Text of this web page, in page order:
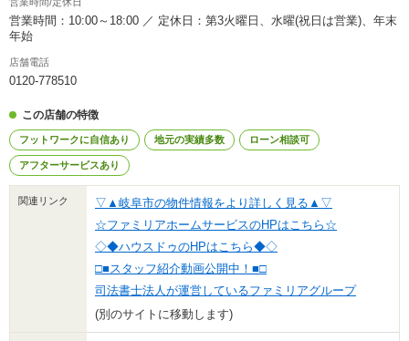
営業時間：10:00～18:00 ／ 定休日：第3火曜日、水曜(祝日は営業)、年末
年始
店舗電話
0120-778510
この店舗の特徴
フットワークに自信あり 地元の実績多数 ローン相談可
アフターサービスあり
関連リンク
▽▲岐阜市の物件情報をより詳しく見る▲▽
☆ファミリアホームサービスのHPはこちら☆
◇◆ハウスドゥのHPはこちら◆◇
□■スタッフ紹介動画公開中！■□
司法書士法人が運営しているファミリアグループ
(別のサイトに移動します)